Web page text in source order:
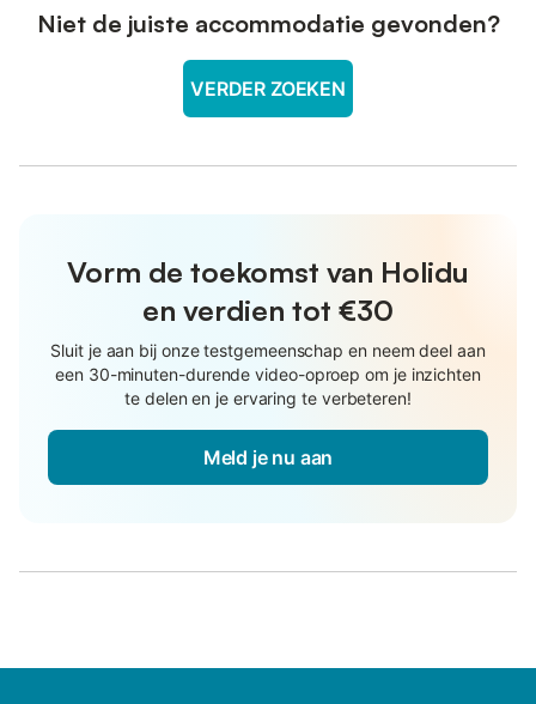
Niet de juiste accommodatie gevonden?
VERDER ZOEKEN
Vorm de toekomst van Holidu
en verdien tot €30
Sluit je aan bij onze testgemeenschap en neem deel aan
een 30-minuten-durende video-oproep om je inzichten
te delen en je ervaring te verbeteren!
Meld je nu aan